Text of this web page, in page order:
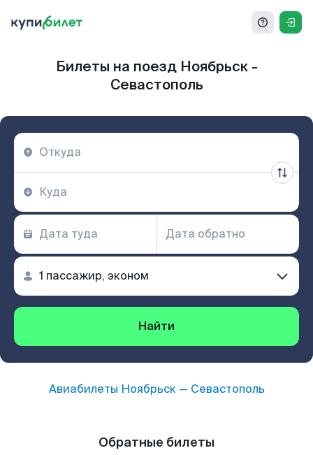
Билеты на поезд Ноябрьск -
Севастополь
Найти
Авиабилеты Ноябрьск— Севастополь
Обратные билеты